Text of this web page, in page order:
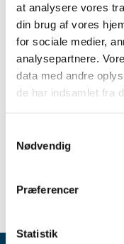
at analysere vores
din brug af vores
for sociale medier,
analysepartnere.
data med andre
de har indsamlet fra
Nødvendig
Præferencer
Statistik
2023 (7)
2022 (2)
2020 (32)
2019 (12)
2018 (25)
2016 (19)